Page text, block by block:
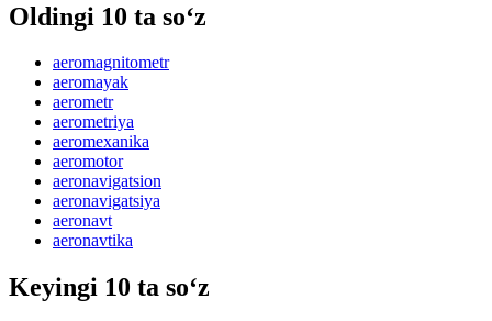
Oldingi 10 ta so‘z
aeromagnitometr
aeromayak
aerometr
aerometriya
aeromexanika
aeromotor
aeronavigatsion
aeronavigatsiya
aeronavt
aeronavtika
Keyingi 10 ta so‘z